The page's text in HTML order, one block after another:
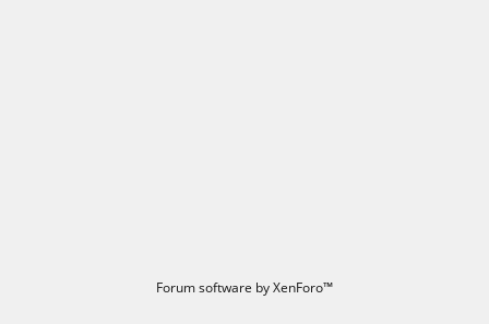
Forum software by XenForo™